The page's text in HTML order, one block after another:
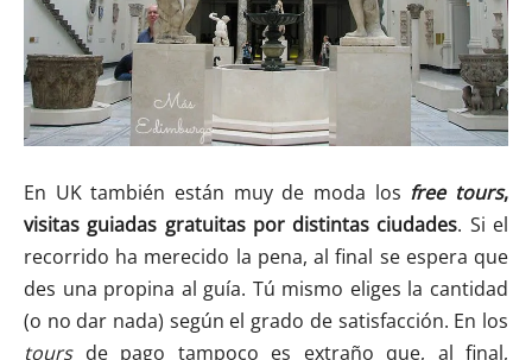
En UK también están muy de moda los free tours,
visitas guiadas gratuitas por distintas ciudades. Si el
recorrido ha merecido la pena, al final se espera que
des una propina al guía. Tú mismo eliges la cantidad
(o no dar nada) según el grado de satisfacción. En los
tours de pago tampoco es extraño que, al final,